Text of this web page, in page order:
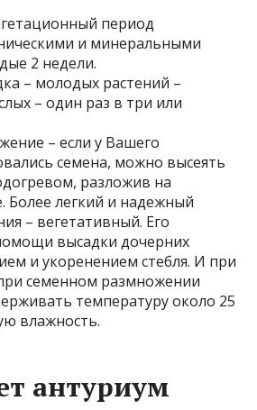
период
и минеральными
2 недели.
– молодых растений –
– один раз в три или
– если у Вашего
семена, можно высеять
разложив на
Более легкий и надежный
– вегетативный. Его
высадки дочерних
и укоренением стебля. И при
семенном размножении
температуру около 25
влажность.
антуриум